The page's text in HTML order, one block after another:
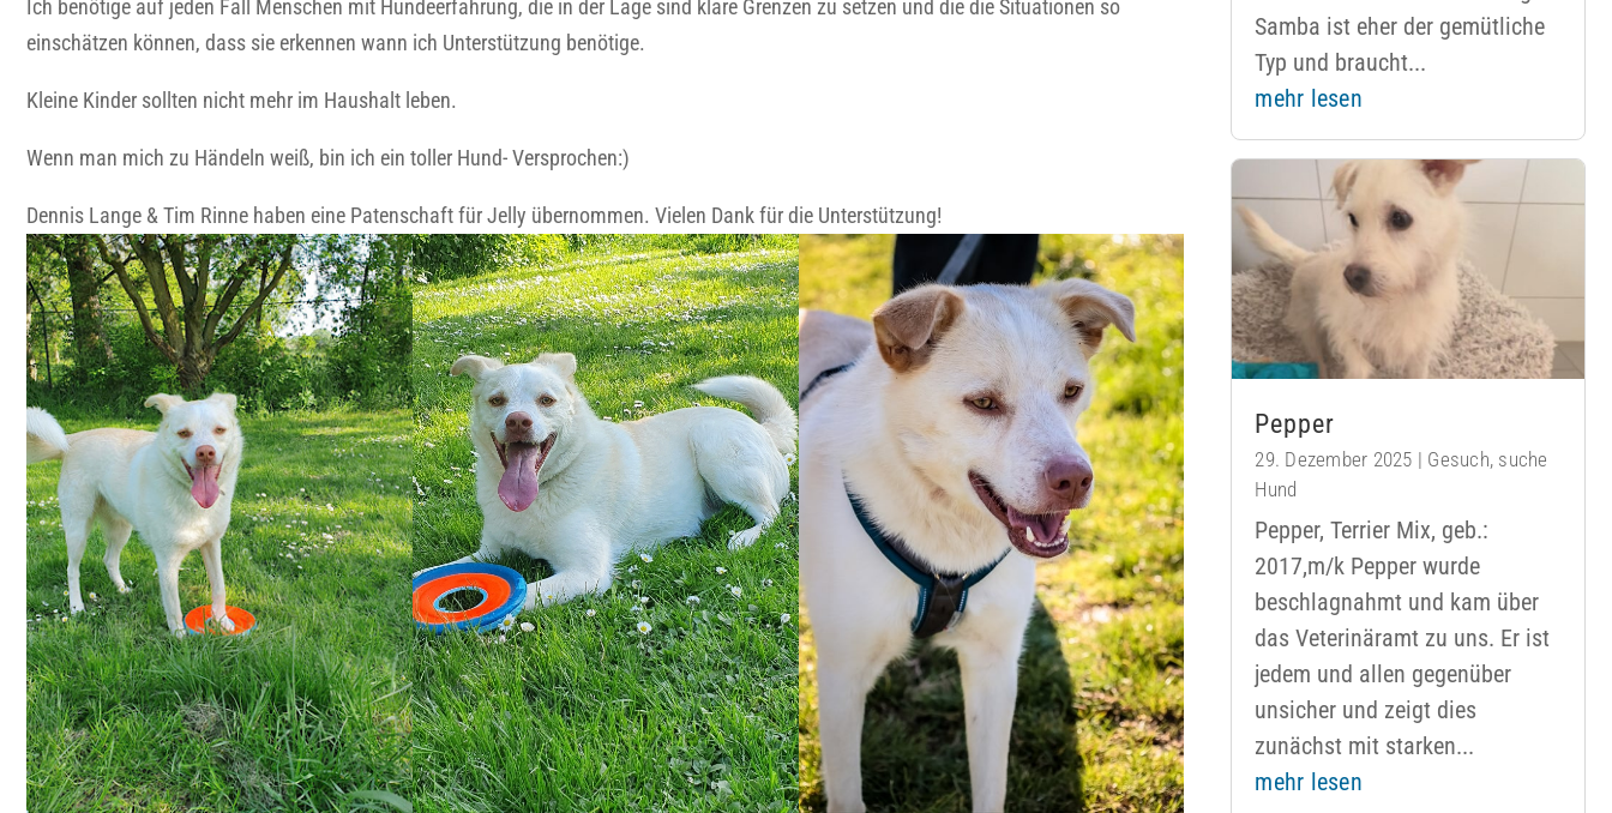
Ich benötige auf jeden Fall Menschen mit Hundeerfahrung, die in der Lage sind klare Grenzen zu setzen und die die Situationen so
einschätzen können, dass sie erkennen wann ich Unterstützung benötige.
Kleine Kinder sollten nicht mehr im Haushalt leben.
Wenn man mich zu Händeln weiß, bin ich ein toller Hund- Versprochen:)
Dennis Lange & Tim Rinne haben eine Patenschaft für Jelly übernommen. Vielen Dank für die Unterstützung!
Samba ist eher der gemütliche
Typ und braucht...
mehr lesen
Pepper
29. Dezember 2025 | Gesuch, suche
Hund
Pepper, Terrier Mix, geb.:
2017,m/k Pepper wurde
beschlagnahmt und kam über
das Veterinäramt zu uns. Er ist
jedem und allen gegenüber
unsicher und zeigt dies
zunächst mit starken...
mehr lesen